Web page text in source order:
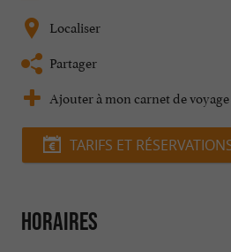
Localiser
Partager
Ajouter à mon carnet de voyage
TARIFS ET
Horaires